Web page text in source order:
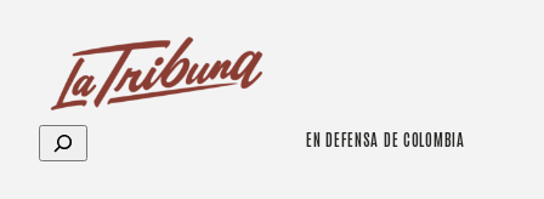
contenido
Buscar EN DEFENSA DE COLOMBIA